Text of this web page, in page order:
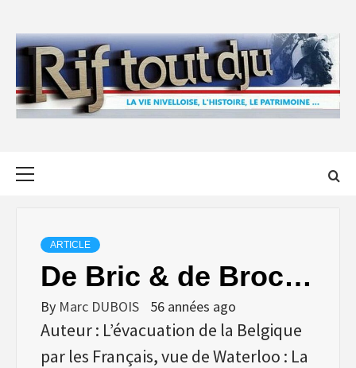
content
ARTICLE
De Bric & de Broc…
By Marc DUBOIS 56 années ago
Auteur : L’évacuation de la Belgique
par les Français, vue de Waterloo : La